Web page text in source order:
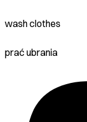
wash clothes
prać ubrania